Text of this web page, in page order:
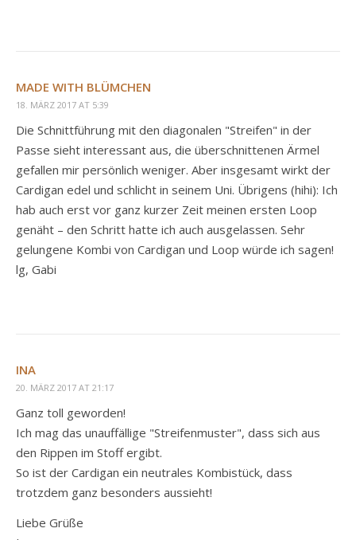
MADE WITH BLÜMCHEN
18. MÄRZ 2017 AT 5:39
Die Schnittführung mit den diagonalen "Streifen" in der
Passe sieht interessant aus, die überschnittenen Ärmel
gefallen mir persönlich weniger. Aber insgesamt wirkt der
Cardigan edel und schlicht in seinem Uni. Übrigens (hihi): Ich
hab auch erst vor ganz kurzer Zeit meinen ersten Loop
genäht – den Schritt hatte ich auch ausgelassen. Sehr
gelungene Kombi von Cardigan und Loop würde ich sagen!
lg, Gabi
INA
20. MÄRZ 2017 AT 21:17
Ganz toll geworden!
Ich mag das unauffällige "Streifenmuster", dass sich aus
den Rippen im Stoff ergibt.
So ist der Cardigan ein neutrales Kombistück, dass
trotzdem ganz besonders aussieht!
Liebe Grüße